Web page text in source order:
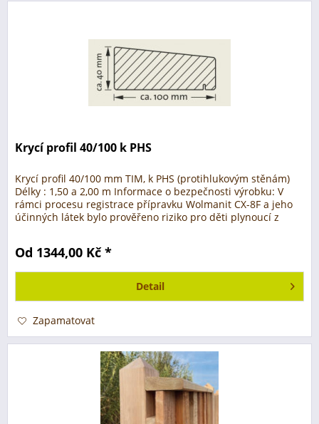
Krycí profil 40/100 k PHS
Krycí profil 40/100 mm TIM, k PHS (protihlukovým stěnám)
Délky : 1,50 a 2,00 m Informace o bezpečnosti výrobku: V
rámci procesu registrace přípravku Wolmanit CX-8F a jeho
účinných látek bylo prověřeno riziko pro děti plynoucí z
Od 1344,00 Kč *
Detail
Zapamatovat